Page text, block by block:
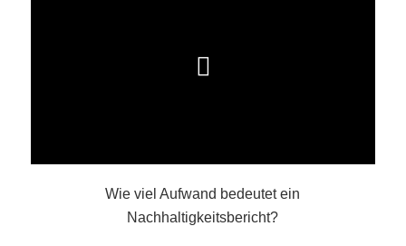
Wie viel Aufwand bedeutet ein
Nachhaltigkeitsbericht?